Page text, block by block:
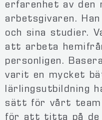
erfarenhet av den
arbetsgivaren.
och sina studier.
att arbeta
personligen.
varit en mycket
lärlingsutbildning
sätt för vårt team